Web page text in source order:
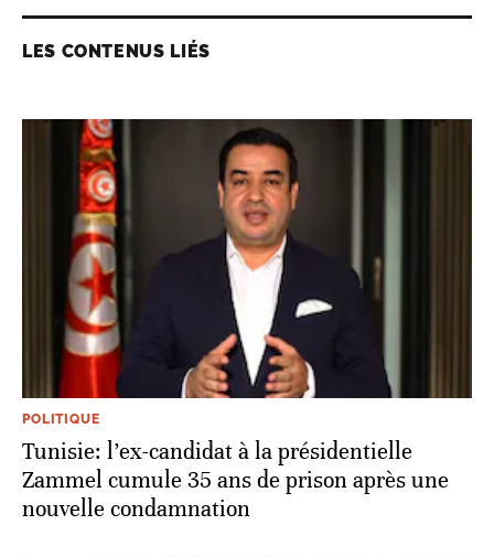
LES CONTENUS LIÉS
POLITIQUE
Tunisie: l’ex-candidat à la présidentielle
Zammel cumule 35 ans de prison après une
nouvelle condamnation